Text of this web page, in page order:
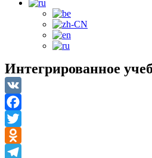
Интегрированное
VK
Facebook
Twitter
Odnoklassniki